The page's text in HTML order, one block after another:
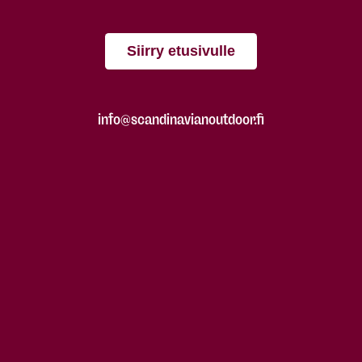
Siirry etusivulle
info@scandinavianoutdoor.fi